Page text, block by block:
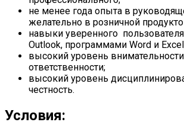
не менее года опыта в
желательно в розничной
навыки уверенного
Outlook, программами Word и
высокий уровень
ответственности;
высокий уровень
честность.
Условия: